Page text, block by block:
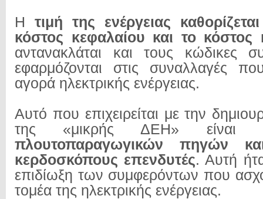
Η τιμή της ενέργειας
κόστος κεφαλαίου και το κόστος
αντανακλάται και τους κώδικες
εφαρμόζονται στις συναλλαγές
αγορά ηλεκτρικής ενέργειας.
Αυτό που επιχειρείται με την
της «μικρής ΔΕΗ»
πλουτοπαραγωγικών πηγών
κερδοσκόπους επενδυτές. Αυτή
επιδίωξη των συμφερόντων που
τομέα της ηλεκτρικής ενέργειας.